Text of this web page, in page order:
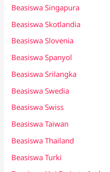
Beasiswa Singapura
Beasiswa Skotlandia
Beasiswa Slovenia
Beasiswa Spanyol
Beasiswa Srilangka
Beasiswa Swedia
Beasiswa Swiss
Beasiswa Taiwan
Beasiswa Thailand
Beasiswa Turki